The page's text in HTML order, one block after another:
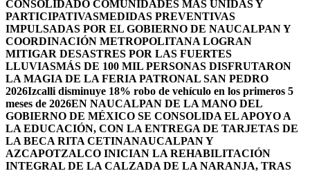
CONSOLIDADO COMUNIDADES MÁS UNIDAS Y
PARTICIPATIVASMEDIDAS PREVENTIVAS
IMPULSADAS POR EL GOBIERNO DE NAUCALPAN Y
COORDINACIÓN METROPOLITANA LOGRAN
MITIGAR DESASTRES POR LAS FUERTES
LLUVIASMÁS DE 100 MIL PERSONAS DISFRUTARON
LA MAGIA DE LA FERIA PATRONAL SAN PEDRO
2026Izcalli disminuye 18% robo de vehículo en los primeros 5
meses de 2026EN NAUCALPAN DE LA MANO DEL
GOBIERNO DE MÉXICO SE CONSOLIDA EL APOYO A
LA EDUCACIÓN, CON LA ENTREGA DE TARJETAS DE
LA BECA RITA CETINANAUCALPAN Y
AZCAPOTZALCO INICIAN LA REHABILITACIÓN
INTEGRAL DE LA CALZADA DE LA NARANJA, TRAS